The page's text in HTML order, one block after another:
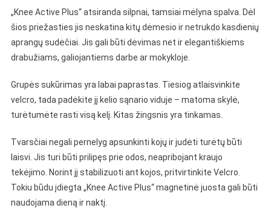
„Knee Active Plus“ atsiranda silpnai, tamsiai mėlyna spalva. Dėl
šios priežasties jis neskatina kitų dėmesio ir netrukdo kasdienių
aprangų sudėčiai. Jis gali būti dėvimas net ir elegantiškiems
drabužiams, galiojantiems darbe ar mokykloje.
Grupės sukūrimas yra labai paprastas. Tiesiog atlaisvinkite
velcro, tada padėkite jį kelio sąnario viduje – matoma skylė,
turėtumėte rasti visą kelį. Kitas žingsnis yra tinkamas.
Tvarsčiai negali pernelyg apsunkinti kojų ir judėti turėtų būti
laisvi. Jis turi būti prilipęs prie odos, neapribojant kraujo
tekėjimo. Norint jį stabilizuoti ant kojos, pritvirtinkite Velcro.
Tokiu būdu įdiegta „Knee Active Plus“ magnetinė juosta gali būti
naudojama dieną ir naktį.